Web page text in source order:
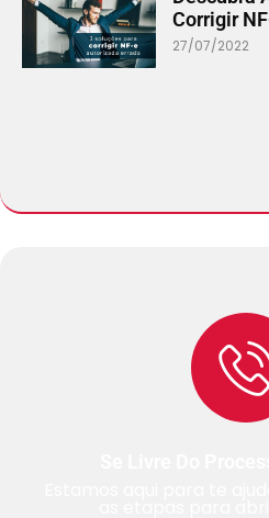
Corrigir
27/07/2022